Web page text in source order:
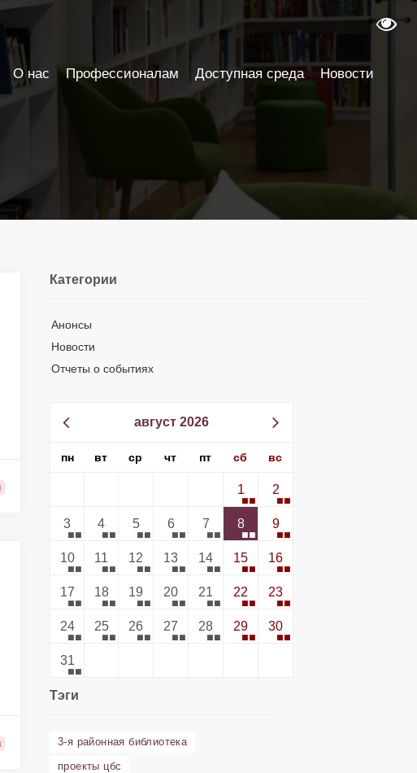
Категории
Анонсы
Новости
Отчеты о событиях
август 2026
пн вт ср чт пт сб вс
1 2
3 4 5 6 7 8 9
10 11 12 13 14 15 16
17 18 19 20 21 22 23
24 25 26 27 28 29 30
31
Тэги
3-я районная библиотека
проекты цбс
О нас Профессионалам Доступная среда Новости